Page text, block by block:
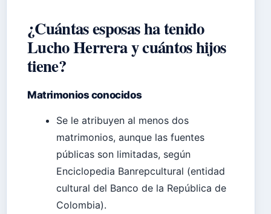
¿Cuántas esposas ha tenido
Lucho Herrera y cuántos hijos
tiene?
Matrimonios conocidos
Se le atribuyen al menos dos
matrimonios, aunque las fuentes
públicas son limitadas, según
Enciclopedia Banrepcultural (entidad
cultural del Banco de la República de
Colombia).